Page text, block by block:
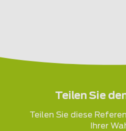
Teilen Sie
Teilen Sie diese
Ihrer